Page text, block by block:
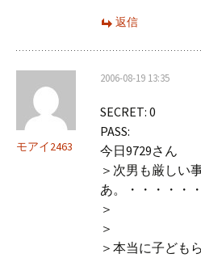
返信
モアイ2463
2006-08-19 13:35
SECRET: 0
PASS:
今日9729さん
＞次男も厳しい
あ。・・・・・・
＞
＞
＞本当に子ども